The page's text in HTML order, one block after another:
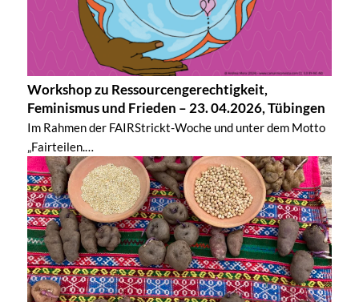
Workshop zu Ressourcengerechtigkeit,
Feminismus und Frieden – 23. 04.2026, Tübingen
Im Rahmen der FAIRStrickt-Woche und unter dem Motto
„Fairteilen.…